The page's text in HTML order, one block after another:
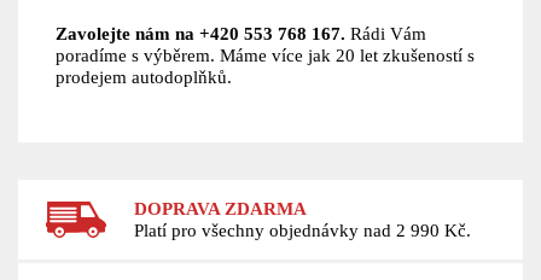
Zavolejte nám na +420 553 768 167. Rádi Vám
poradíme s výběrem. Máme více jak 20 let zkušeností s
prodejem autodoplňků.
DOPRAVA ZDARMA
Platí pro všechny objednávky nad 2 990 Kč.